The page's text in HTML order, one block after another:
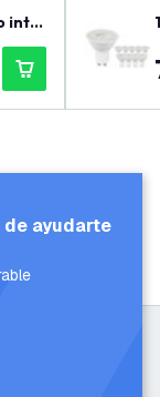
intel
- I
ayudarte